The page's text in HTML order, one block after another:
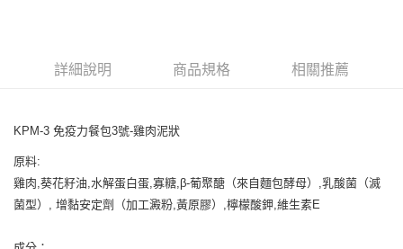
１．於結帳方式選擇「AFTEE先享後付」後，將跳轉至「AFTEE先享後付」
３．收到繳費通知簡訊後14天內，點擊此簡訊中的連結，可透過四大超商／
ATM／網路銀行／等多元方式進行付款，方視為交易完成。
※ 請注意：結帳手續完成當下不需立刻繳費，但若您需要取消訂單，請聯絡
購買商品的店家。未經商家同意取消之訂單仍視為有效，需透過AFTEE先享
後付繳納相關費用。
※ 交易是否成功請以「AFTEE先享後付 」之結帳頁面顯示為準，若有關於
詳細說明 商品規格 相關推薦
KPM-3 免疫力餐包3號-雞肉泥狀
原料:
雞肉,葵花籽油,水解蛋白蛋,寡糖,β-葡聚醣（來自麵包酵母）,乳酸菌（滅
菌型）, 增黏安定劑（加工澱粉,黃原膠）,檸檬酸鉀,維生素E